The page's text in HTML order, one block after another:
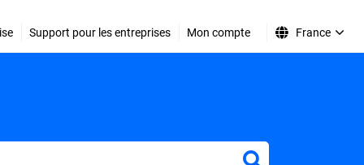
Support pour les entreprises Mon compte France